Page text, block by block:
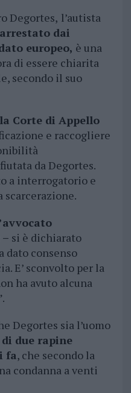
Degortes, l’autista
arrestato dai
europeo, è una
di essere chiarita
secondo il suo
Corte di Appello
e raccogliere
da Degortes.
a interrogatorio e
scarcerazione.
si è dichiarato
dato consenso
E’ sconvolto per la
ha avuto alcuna
Degortes sia l’uomo
due rapine
fa, che secondo la
condanna a venti